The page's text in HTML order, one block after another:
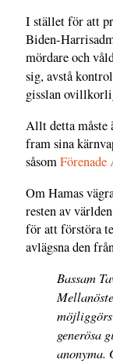
I stället för att
Biden-
mördare och
sig, avstå
gisslan
Allt detta måste
fram sina
såsomFörenade
Om Hamas
resten av
för att förstöra
avlägsna den
Bassam
generösa
anonyma.